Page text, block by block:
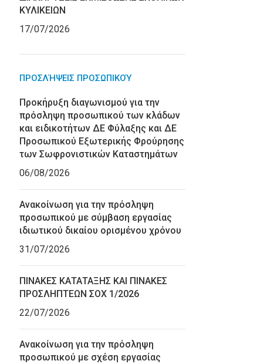
ΚΥΛΙΚΕΙΩΝ
17/07/2026
ΠΡΟΣΛΉΨΕΙΣ ΠΡΟΣΩΠΙΚΟΎ
Προκήρυξη διαγωνισμού για την
πρόσληψη προσωπικού των κλάδων
και ειδικοτήτων ΔΕ Φύλαξης και ΔΕ
Προσωπικού Εξωτερικής Φρούρησης
των Σωφρονιστικών Καταστημάτων
06/08/2026
Ανακοίνωση για την πρόσληψη
προσωπικού με σύμβαση εργασίας
ιδιωτικού δικαίου ορισμένου χρόνου
31/07/2026
ΠΙΝΑΚΕΣ ΚΑΤΑΤΑΞΗΣ ΚΑΙ ΠΙΝΑΚΕΣ
ΠΡΟΣΛΗΠΤΕΩΝ ΣΟΧ 1/2026
22/07/2026
Ανακοίνωση για την πρόσληψη
προσωπικού με σχέση εργασίας